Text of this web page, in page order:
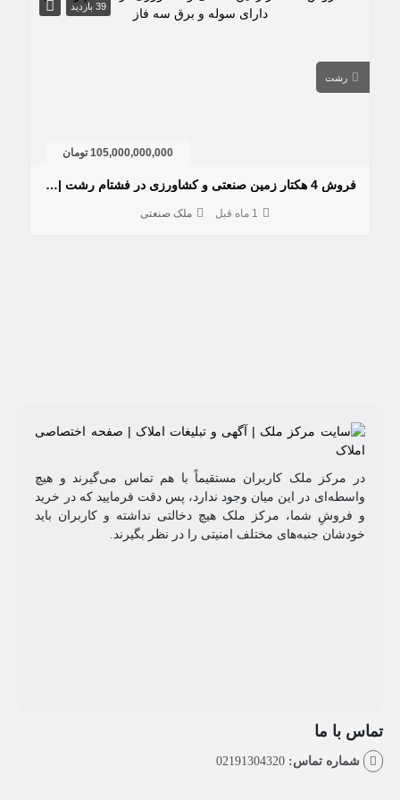
39 بازدید
105,000,000,000 تومان
فروش 4 هکتار زمین صنعتی و کشاورزی در فشتام رشت | دارای سوله و برق سه فاز
ملک صنعتی
مرکز ملک کاربران مستقیماً با هم تماس می‌گیرند و هیچ
در این میان وجود ندارد، پس دقت فرمایید که در خرید
شما، مرکز ملک هیچ دخالتی نداشته و کاربران باید
جنبه‌های مختلف امنیتی را در نظر بگیرند.
ما
تماس: 02191304320